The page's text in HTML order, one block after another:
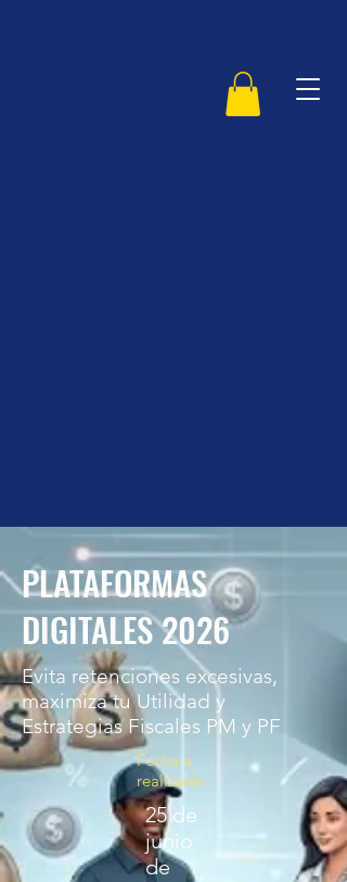
PLATAFORMAS
DIGITALES 2026
Evita retenciones excesivas,
maximiza tu Utilidad y
Estrategias Fiscales PM y PF
Fecha a
realizarse
25 de
junio
de